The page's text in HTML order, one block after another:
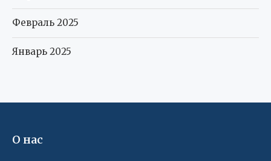
Февраль 2025
Январь 2025
О нас